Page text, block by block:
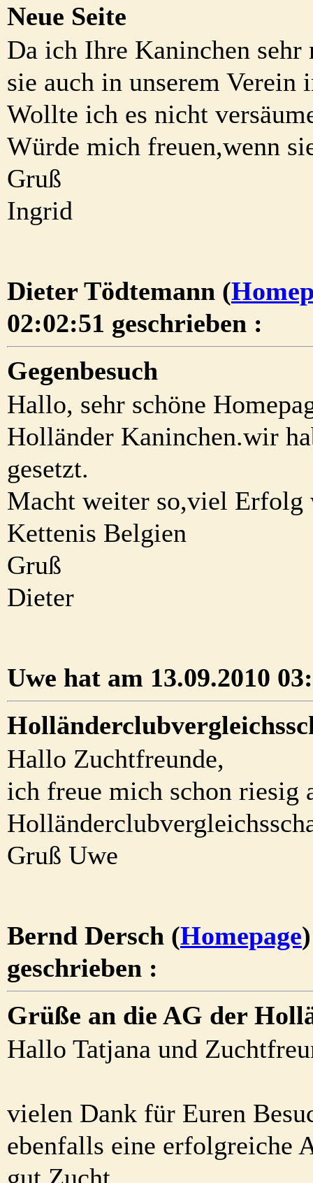
Neue Seite
Da ich Ihre Kaninchen sehr
sie auch in unserem Verein
Wollte ich es nicht
Würde mich freuen,wenn
Gruß
Ingrid
Dieter Tödtemann (
02:02:51 geschrieben :
Gegenbesuch
Hallo, sehr schöne
Holländer Kaninchen.wir
gesetzt.
Macht weiter so,viel Erfolg
Kettenis Belgien
Gruß
Dieter
Uwe hat am 13.09.2010
Hallo Zuchtfreunde,
ich freue mich schon riesig
Gruß Uwe
Bernd Dersch (Homepage
geschrieben :
Grüße an die AG der
Hallo Tatjana und
vielen Dank für Euren
ebenfalls eine erfolgreiche